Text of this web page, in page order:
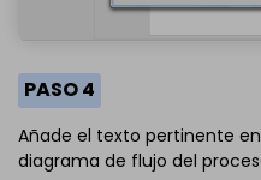
PASO 4
Añade el texto pertinente
diagrama de flujo del